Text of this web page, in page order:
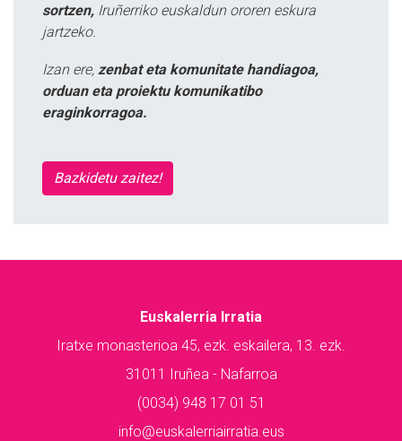
sortzen, Iruñerriko euskaldun ororen eskura
jartzeko.
Izan ere, zenbat eta komunitate handiagoa,
orduan eta proiektu komunikatibo
eraginkorragoa.
Bazkidetu zaitez!
Euskalerria Irratia
Iratxe monasterioa 45, ezk. eskailera, 13. ezk.
31011 Iruñea - Nafarroa
(0034) 948 17 01 51
info@euskalerriairratia.eus